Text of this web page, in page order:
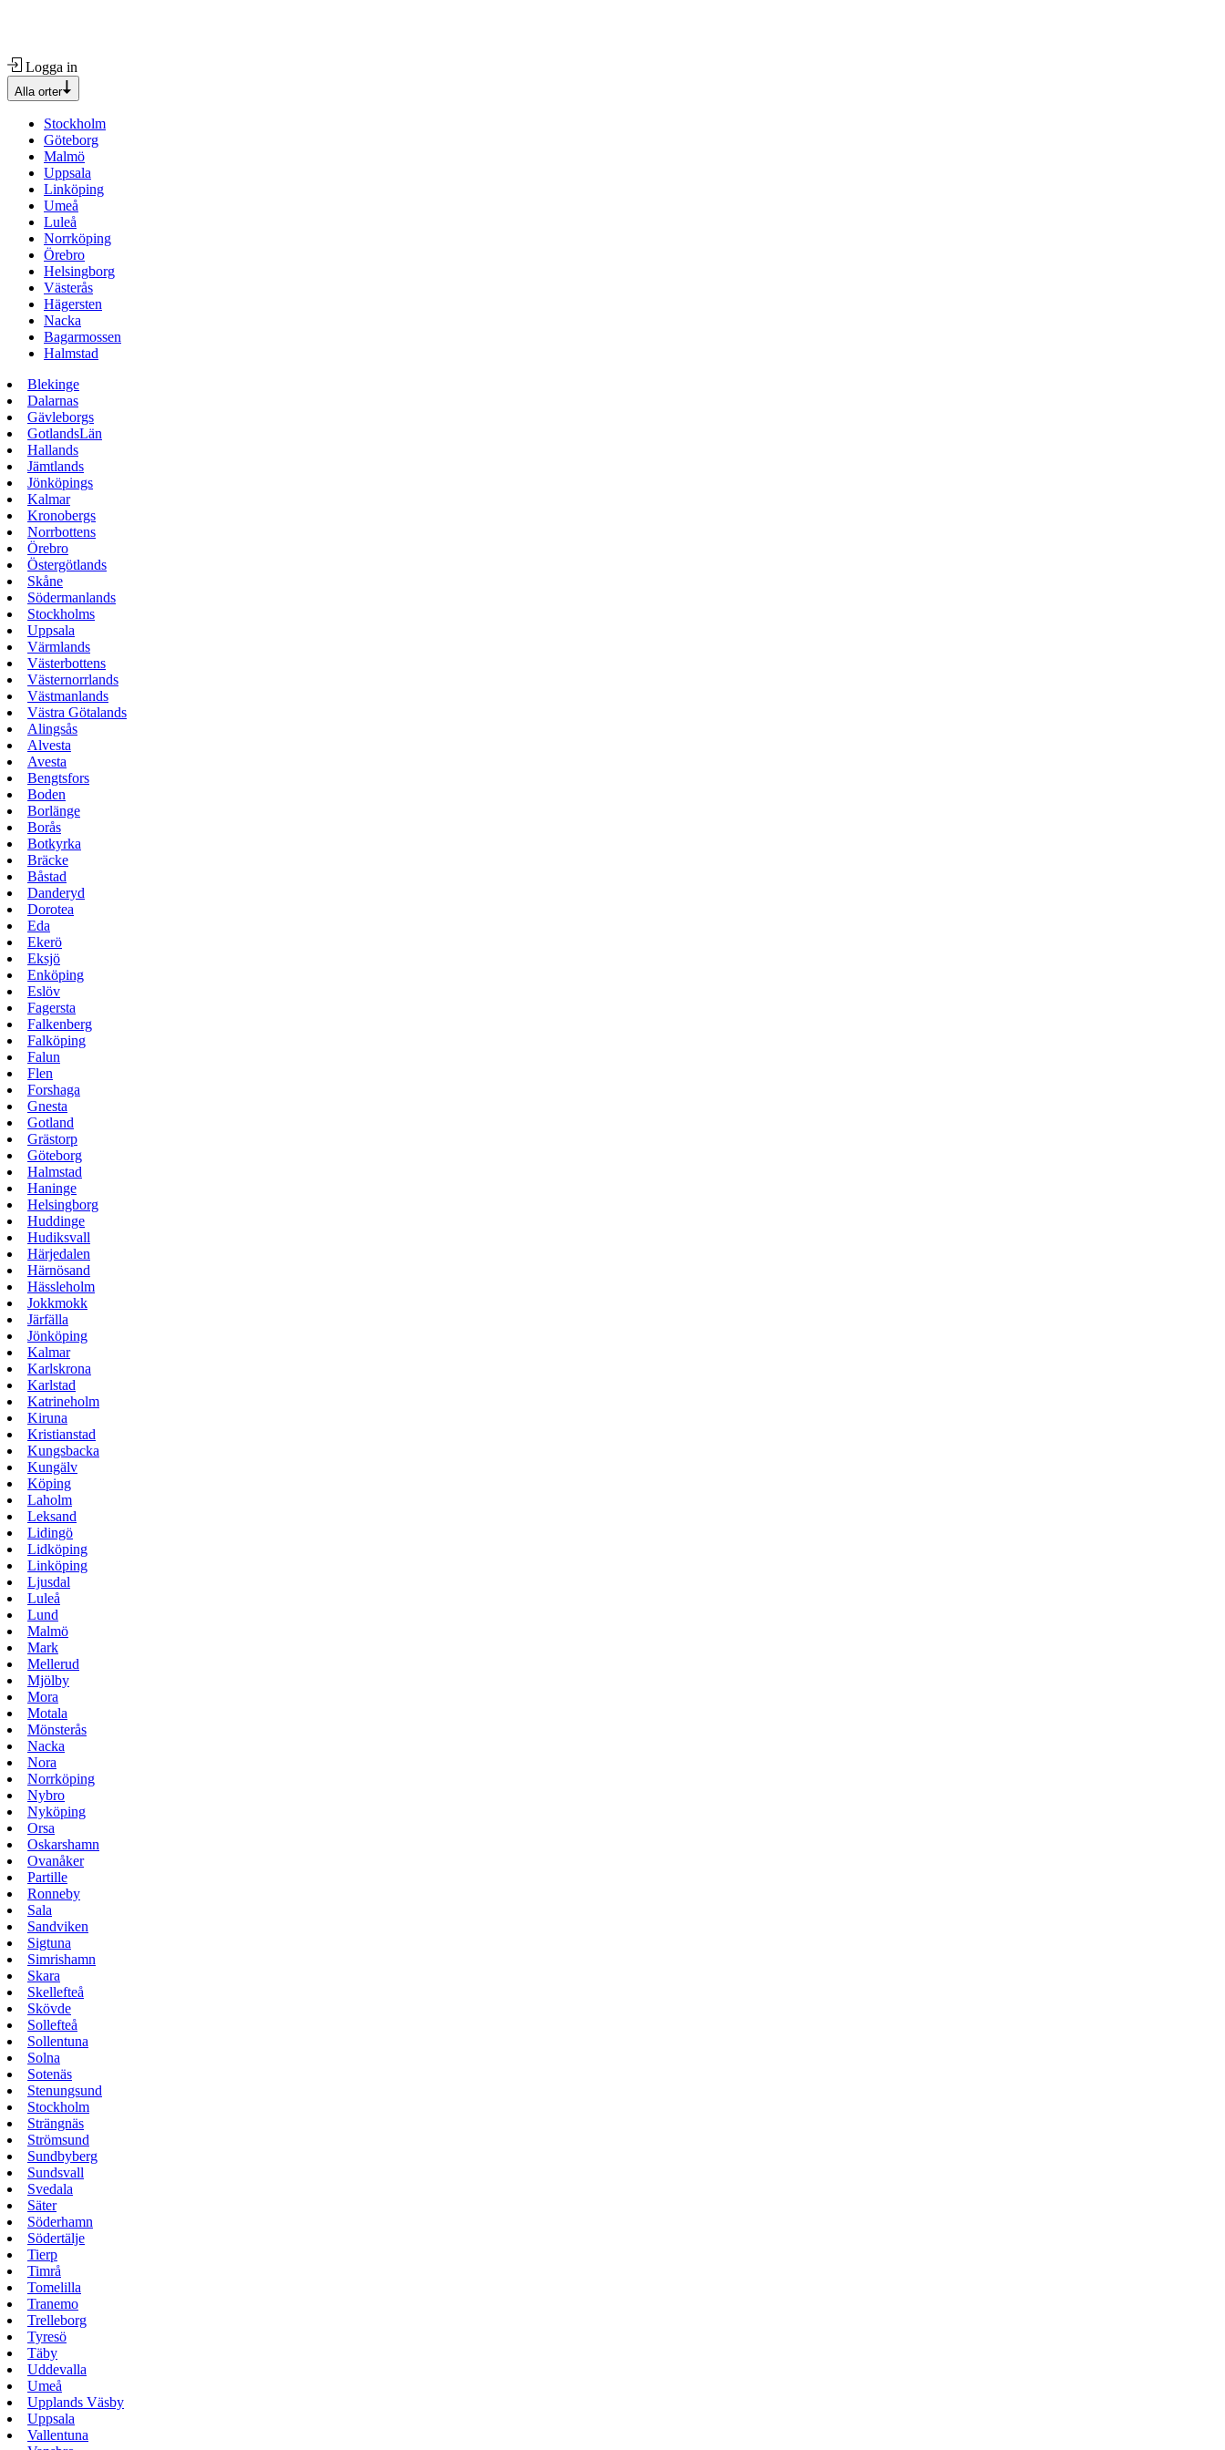
Logga in
Alla orter
Stockholm
Göteborg
Malmö
Uppsala
Linköping
Umeå
Luleå
Norrköping
Örebro
Helsingborg
Västerås
Hägersten
Nacka
Bagarmossen
Halmstad
Blekinge
Dalarnas
Gävleborgs
GotlandsLän
Hallands
Jämtlands
Jönköpings
Kalmar
Kronobergs
Norrbottens
Örebro
Östergötlands
Skåne
Södermanlands
Stockholms
Uppsala
Värmlands
Västerbottens
Västernorrlands
Västmanlands
Västra Götalands
Alingsås
Alvesta
Avesta
Bengtsfors
Boden
Borlänge
Borås
Botkyrka
Bräcke
Båstad
Danderyd
Dorotea
Eda
Ekerö
Eksjö
Enköping
Eslöv
Fagersta
Falkenberg
Falköping
Falun
Flen
Forshaga
Gnesta
Gotland
Grästorp
Göteborg
Halmstad
Haninge
Helsingborg
Huddinge
Hudiksvall
Härjedalen
Härnösand
Hässleholm
Jokkmokk
Järfälla
Jönköping
Kalmar
Karlskrona
Karlstad
Katrineholm
Kiruna
Kristianstad
Kungsbacka
Kungälv
Köping
Laholm
Leksand
Lidingö
Lidköping
Linköping
Ljusdal
Luleå
Lund
Malmö
Mark
Mellerud
Mjölby
Mora
Motala
Mönsterås
Nacka
Nora
Norrköping
Nybro
Nyköping
Orsa
Oskarshamn
Ovanåker
Partille
Ronneby
Sala
Sandviken
Sigtuna
Simrishamn
Skara
Skellefteå
Skövde
Sollefteå
Sollentuna
Solna
Sotenäs
Stenungsund
Stockholm
Strängnäs
Strömsund
Sundbyberg
Sundsvall
Svedala
Säter
Söderhamn
Södertälje
Tierp
Timrå
Tomelilla
Tranemo
Trelleborg
Tyresö
Täby
Uddevalla
Umeå
Upplands Väsby
Uppsala
Vallentuna